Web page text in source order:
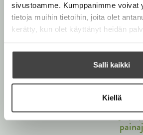
sivustoamme. Kumppanimme voivat
tietoja muihin tietoihin, joita olet
kerätty, kun olet käyttänyt heidän
Salli kaikki
Kiellä
Heinonen
Vaarojen portti
ja